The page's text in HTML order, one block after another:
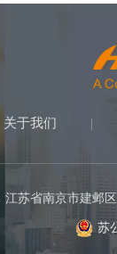
关于我们
江苏省南京市建
苏